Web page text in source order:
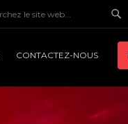
CONTACTEZ-NOUS